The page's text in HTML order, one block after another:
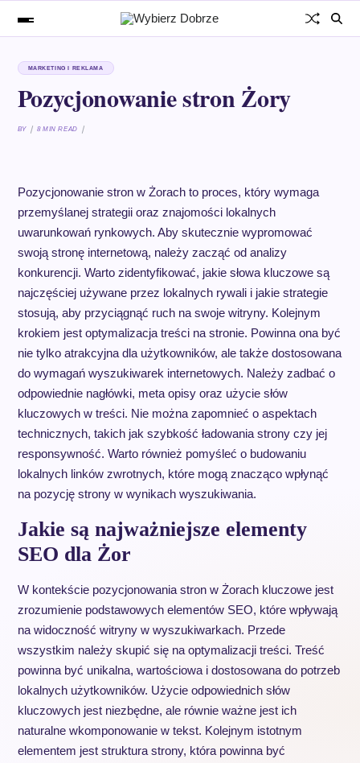
MARKETING I REKLAMA
Pozycjonowanie stron Żory
BY 8 MIN READ
Pozycjonowanie stron w Żorach to proces, który wymaga
przemyślanej strategii oraz znajomości lokalnych
uwarunkowań rynkowych. Aby skutecznie wypromować
swoją stronę internetową, należy zacząć od analizy
konkurencji. Warto zidentyfikować, jakie słowa kluczowe są
najczęściej używane przez lokalnych rywali i jakie strategie
stosują, aby przyciągnąć ruch na swoje witryny. Kolejnym
krokiem jest optymalizacja treści na stronie. Powinna ona być
nie tylko atrakcyjna dla użytkowników, ale także dostosowana
do wymagań wyszukiwarek internetowych. Należy zadbać o
odpowiednie nagłówki, meta opisy oraz użycie słów
kluczowych w treści. Nie można zapomnieć o aspektach
technicznych, takich jak szybkość ładowania strony czy jej
responsywność. Warto również pomyśleć o budowaniu
lokalnych linków zwrotnych, które mogą znacząco wpłynąć
na pozycję strony w wynikach wyszukiwania.
Jakie są najważniejsze elementy
SEO dla Żor
W kontekście pozycjonowania stron w Żorach kluczowe jest
zrozumienie podstawowych elementów SEO, które wpływają
na widoczność witryny w wyszukiwarkach. Przede
wszystkim należy skupić się na optymalizacji treści. Treść
powinna być unikalna, wartościowa i dostosowana do potrzeb
lokalnych użytkowników. Użycie odpowiednich słów
kluczowych jest niezbędne, ale równie ważne jest ich
naturalne wkomponowanie w tekst. Kolejnym istotnym
elementem jest struktura strony, która powinna być